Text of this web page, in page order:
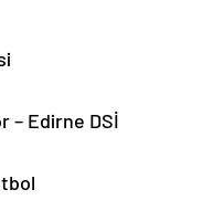
– Edirne DSİ